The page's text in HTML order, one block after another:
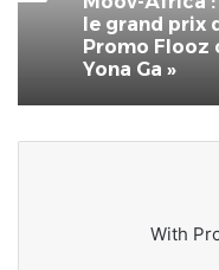
29 novembre 2022
le grand prix
Yona Ga »
DOSSIER /
? Comment
With